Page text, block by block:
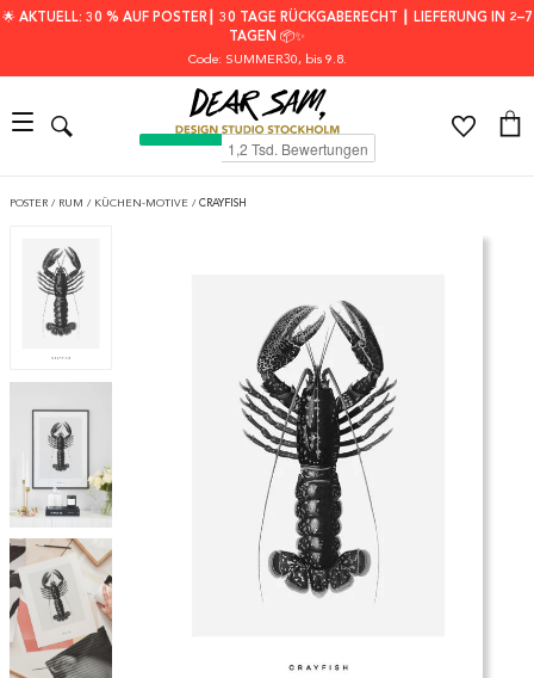
🌟 AKTUELL: 30 % AUF POSTER┃ 30 TAGE RÜCKGABERECHT ┃ LIEFERUNG IN 2–7
TAGEN 📦✨
Code: SUMMER30, bis 9.8.
POSTER / RUM / KÜCHEN-MOTIVE / CRAYFISH